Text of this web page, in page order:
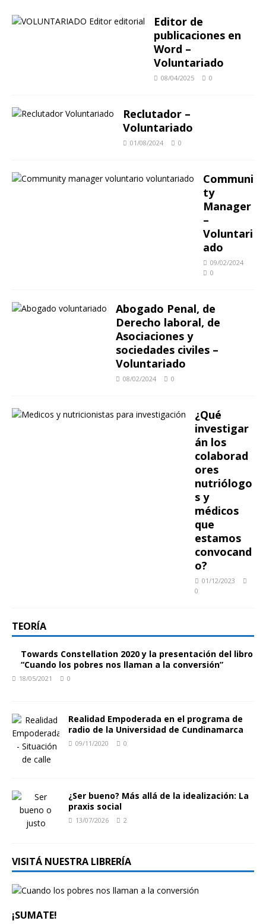
Editor de
publicaciones en
Word –
Voluntariado
08/04/2025 0
Reclutador –
Voluntariado
01/08/2024 0
Communi
ty
Manager
–
Voluntari
ado
09/02/2024
0
Abogado Penal, de
Derecho laboral, de
Asociaciones y
sociedades civiles –
Voluntariado
08/02/2024 0
¿Qué
investigar
án los
colaborad
ores
nutriólogo
s y
médicos
que
estamos
convocand
o?
01/12/2023
0
TEORÍA
Towards Constellation 2020 y la presentación del libro
“Cuando los pobres nos llaman a la conversión”
18/05/2021 0
Realidad Empoderada en el programa de
radio de la Universidad de Cundinamarca
09/11/2020 0
¿Ser bueno? Más allá de la idealización: La
praxis social
13/07/2026 2
VISITÁ NUESTRA LIBRERÍA
¡SUMATE!